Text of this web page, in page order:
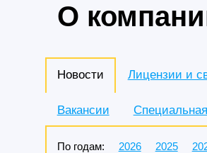
О
Новости Лицензии и
Вакансии
По годам: 2026 2025